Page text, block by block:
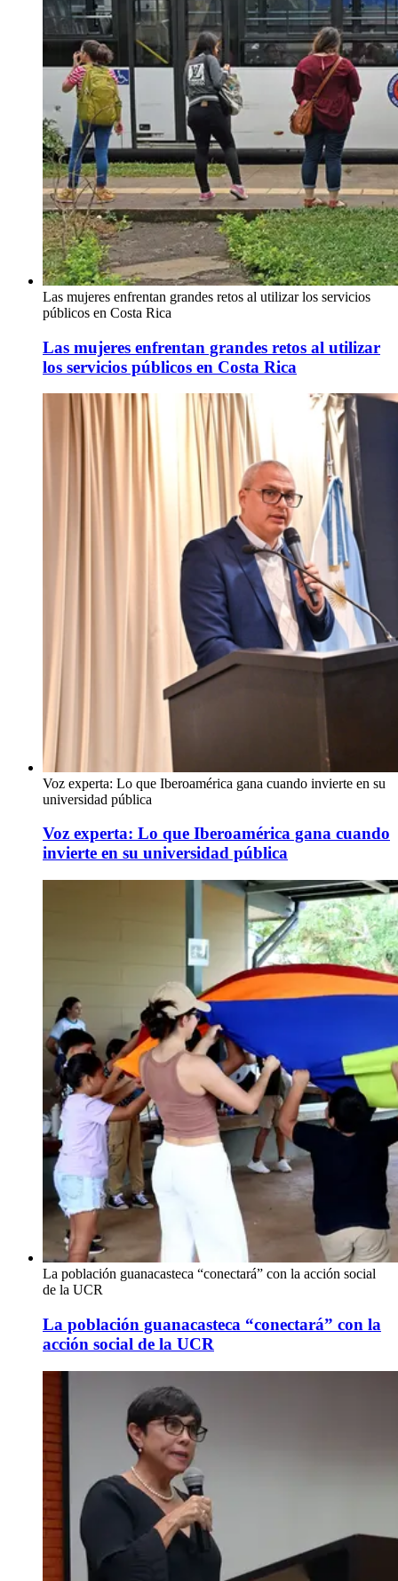
Las mujeres enfrentan grandes retos al utilizar los servicios
públicos en Costa Rica
Las mujeres enfrentan grandes retos al utilizar
los servicios públicos en Costa Rica
Voz experta: Lo que Iberoamérica gana cuando invierte en su
universidad pública
Voz experta: Lo que Iberoamérica gana cuando
invierte en su universidad pública
La población guanacasteca “conectará” con la acción social
de la UCR
La población guanacasteca “conectará” con la
acción social de la UCR